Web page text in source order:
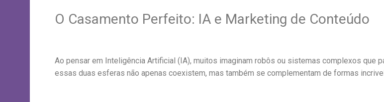
O Casamento Perfeito: IA e Marketing de Conteúdo
Ao pensar em Inteligência Artificial (IA), muitos imaginam robôs ou sistemas complexos que
essas duas esferas não apenas coexistem, mas também se complementam de formas